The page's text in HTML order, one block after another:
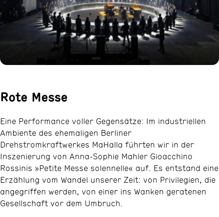
Rote Messe
Eine Performance voller Gegensätze: Im industriellen
Ambiente des ehemaligen Berliner
Drehstromkraftwerkes MaHalla führten wir in der
Inszenierung von Anna-Sophie Mahler Gioacchino
Rossinis »Petite Messe solennelle« auf. Es entstand eine
Erzählung vom Wandel unserer Zeit: von Privilegien, die
angegriffen werden, von einer ins Wanken geratenen
Gesellschaft vor dem Umbruch.